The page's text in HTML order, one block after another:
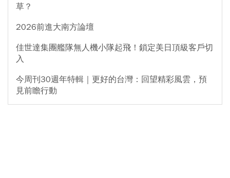
草？
2026前進大南方論壇
佳世達集團艦隊無人機小隊起飛！鎖定美日頂級客戶切
入
今周刊30週年特輯｜更好的台灣：回望精彩風雲，預
見前瞻行動